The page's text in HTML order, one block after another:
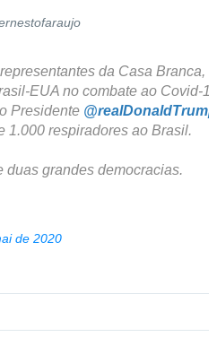
da Casa Branca,
EUA no combate ao Covid-
Presidente @realDonaldTrump
1.000 respiradores ao Brasil.
duas grandes democracias.
de 2020